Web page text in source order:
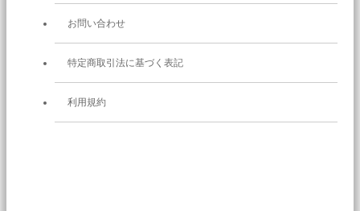
お問い合わせ
特定商取引法に基づく表記
利用規約